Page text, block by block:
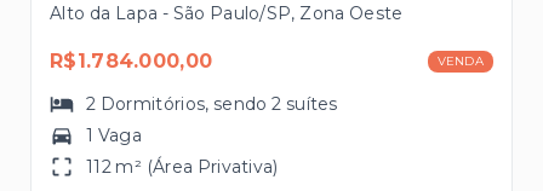
Alto da Lapa - São Paulo/SP, Zona Oeste
R$1.784.000,00 VENDA
2 Dormitórios, sendo2 suítes
1 Vaga
112 m² (Área Privativa)